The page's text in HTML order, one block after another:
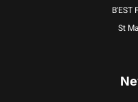
B'EST
St